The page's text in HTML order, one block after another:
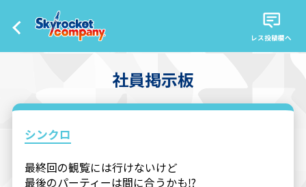
レス投稿欄へ
社員掲示板
シンクロ
最終回の観覧には行けないけど
最後のパーティーは間に合うかも⁉